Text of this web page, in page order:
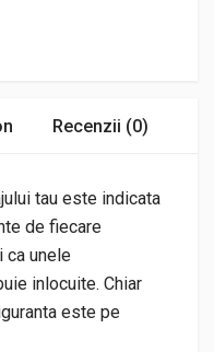
Recenzii (0)
tau este indicata
de fiecare
unele
inlocuite. Chiar
este pe